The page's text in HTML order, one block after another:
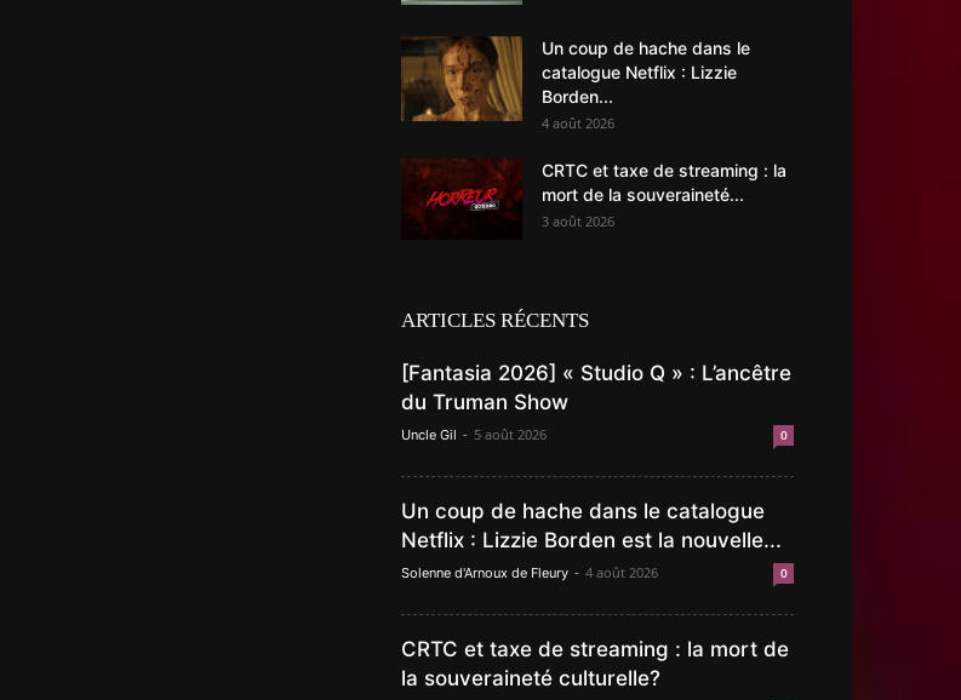
Un coup de hache dans le
catalogue Netflix : Lizzie
Borden...
4 août 2026
CRTC et taxe de streaming : la
mort de la souveraineté...
3 août 2026
ARTICLES RÉCENTS
[Fantasia 2026] « Studio Q » : L’ancêtre
du Truman Show
Uncle Gil - 5 août 2026 0
Un coup de hache dans le catalogue
Netflix : Lizzie Borden est la nouvelle...
Solenne d'Arnoux de Fleury - 4 août 2026 0
CRTC et taxe de streaming : la mort de
la souveraineté culturelle?